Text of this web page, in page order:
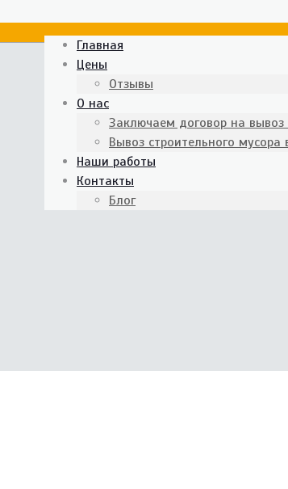
Главная
Цены
Отзывы
О нас
Заключаем договор на
Вывоз строительного
Наши работы
Контакты
Блог